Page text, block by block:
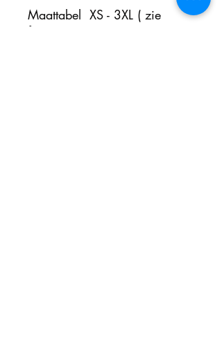
Maattabel XS - 3XL ( zie
foto's)